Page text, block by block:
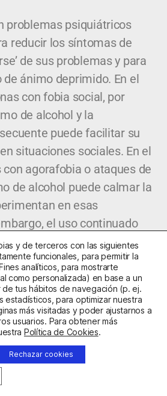
problemas psiquiátricos
reducir los síntomas de
de sus problemas y para
ánimo deprimido. En el
con fobia social, por
de alcohol y la
puede facilitar su
situaciones sociales. En el
con agorafobia o ataques de
de alcohol puede calmar la
en esas
el uso continuado
estados de ánimo
precisamente esos
que los pacientes
con su consumo. Las
depresión o tienen un
podrían beber para
la tristeza. Sin embargo, los
de la droga actúan de tal
relativamente breve
y de terceros con las siguientes
funcionales, para permitir la
analíticos, para mostrarte
como personalizada) en base a un
tus hábitos de navegación (p. ej.
estadísticos, para optimizar nuestra
más visitadas y poder ajustarnos a
usuarios. Para obtener más
Política de Cookies.
Rechazar cookies